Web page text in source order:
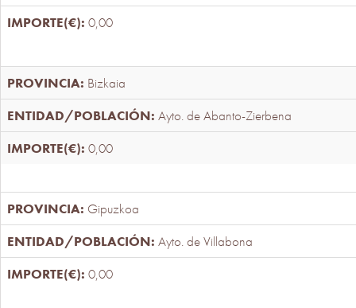
0,00
Bizkaia
Ayto. de Abanto-Zierbena
0,00
Gipuzkoa
Ayto. de Villabona
0,00